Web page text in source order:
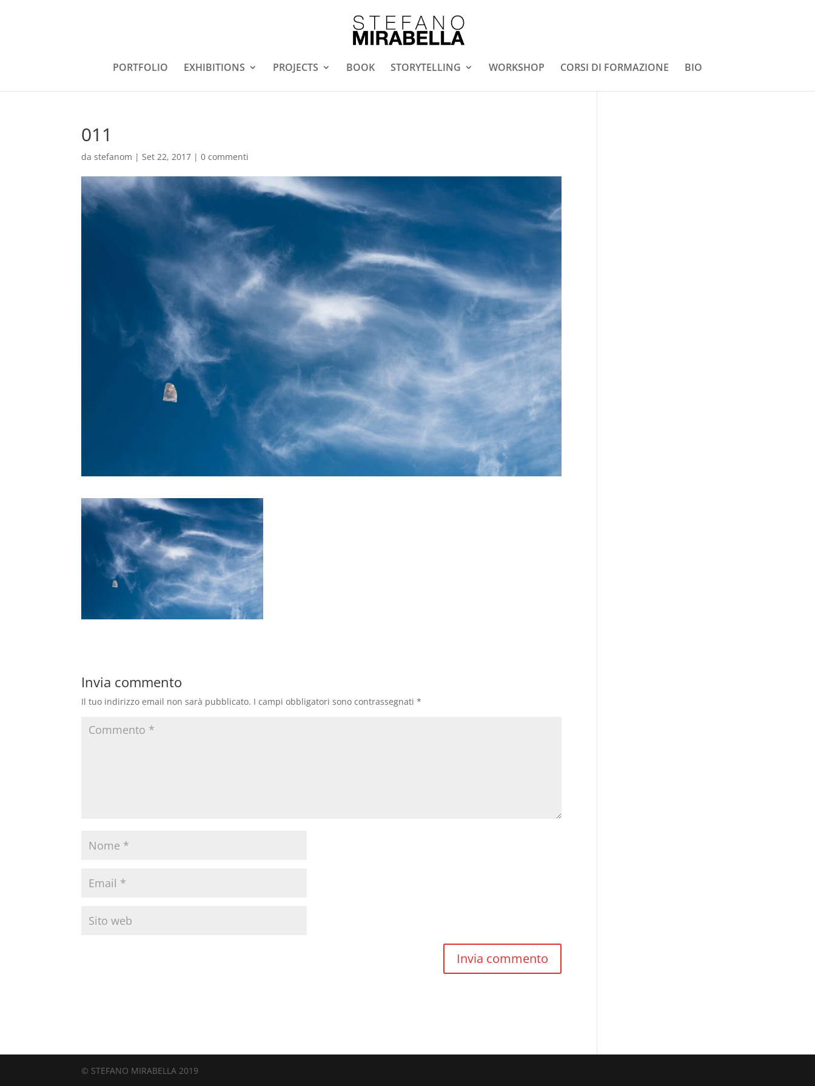
PORTFOLIO EXHIBITIONS PROJECTS BOOK STORYTELLING WORKSHOP CORSI DI FORMAZIONE BIO
011
dastefanom |Set 22, 2017 |0 commenti
Invia commento
Il tuo indirizzo email non sarà pubblicato. I campi obbligatori sono contrassegnati*
© STEFANO MIRABELLA 2019